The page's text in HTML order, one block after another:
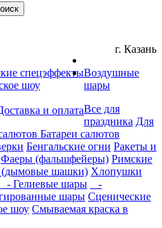
спецэффекты
шоу
и оплата
г. Казань
Воздушные
шары
Все для
праздника Для
Батареи салютов
Бенгальские огни Ракеты и
Фаеры (фальшфейеры) Римские
шашки) Хлопушки
- Гелиевые шары
-
шары Сценические
шоу Смываемая краска в